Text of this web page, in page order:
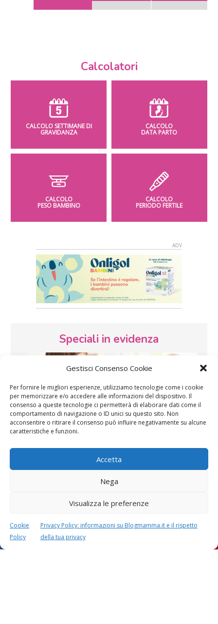
Gestisci Consenso Cookie
Per fornire le migliori esperienze, utilizziamo tecnologie come i cookie
per memorizzare e/o accedere alle informazioni del dispositivo. Il
consenso a queste tecnologie ci permetterà di elaborare dati come il
comportamento di navigazione o ID unici su questo sito. Non
acconsentire o ritirare il consenso può influire negativamente su alcune
caratteristiche e funzioni.
Accetta
Nega
Visualizza le preferenze
Cookie
Policy
Privacy Policy: informazioni su Blogmamma.it e il rispetto
della tua privacy
Calcolatori
CALCOLO SETTIMANE DI
GRAVIDANZA
CALCOLO
DATA PARTO
CALCOLO
PESO BAMBINO
CALCOLO
PERIODO FERTILE
Speciali in evidenza
Vaccini SOS Pediatra
Festa della mamma: Le settimane di